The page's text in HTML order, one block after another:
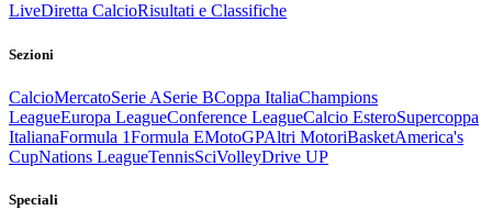
LiveDiretta CalcioRisultati e Classifiche
Sezioni
CalcioMercatoSerie ASerie BCoppa ItaliaChampions
LeagueEuropa LeagueConference LeagueCalcio EsteroSupercoppa
ItalianaFormula 1Formula EMotoGPAltri MotoriBasketAmerica's
CupNations LeagueTennisSciVolleyDrive UP
Speciali